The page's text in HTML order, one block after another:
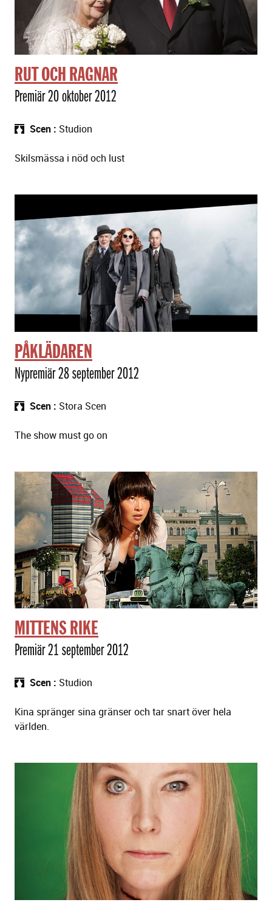
RUT OCH RAGNAR
Premiär 20 oktober 2012
Scen Studion
Skilsmässa i nöd och lust
PÅKLÄDAREN
Nypremiär 28 september 2012
Scen Stora Scen
The show must go on
MITTENS RIKE
Premiär 21 september 2012
Scen Studion
Kina spränger sina gränser och tar snart över hela
världen.